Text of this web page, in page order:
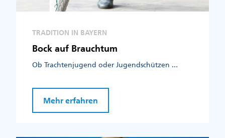
TRADITION IN BAYERN
Bock auf Brauchtum
Ob Trachtenjugend oder Jugendschützen ...
Mehr erfahren